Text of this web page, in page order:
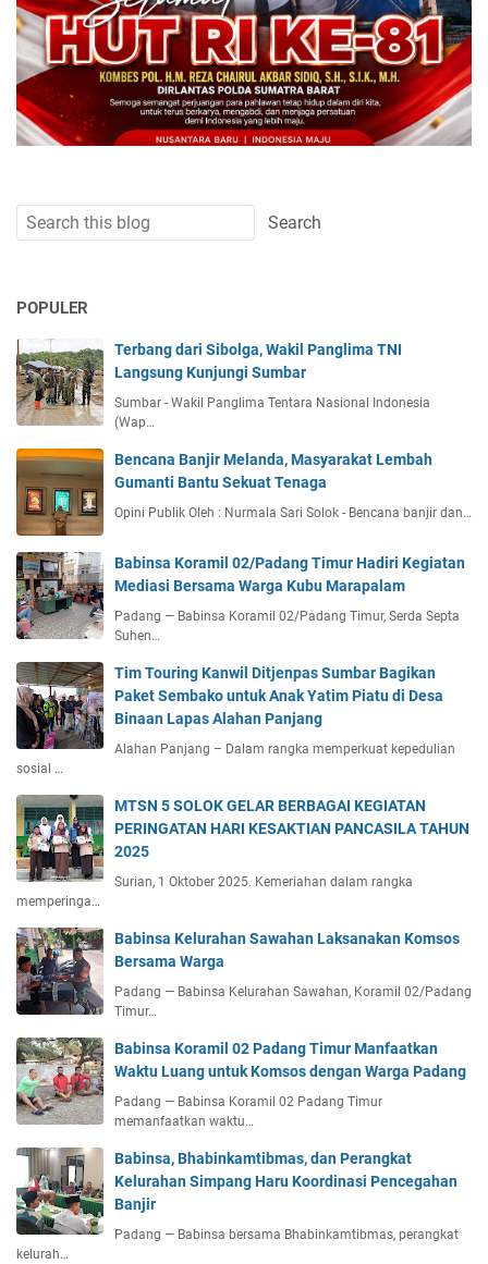
POPULER
Terbang dari Sibolga, Wakil Panglima TNI
Langsung Kunjungi Sumbar
Sumbar - Wakil Panglima Tentara Nasional Indonesia
(Wap…
Bencana Banjir Melanda, Masyarakat Lembah
Gumanti Bantu Sekuat Tenaga
Opini Publik Oleh : Nurmala Sari Solok - Bencana banjir dan…
Babinsa Koramil 02/Padang Timur Hadiri Kegiatan
Mediasi Bersama Warga Kubu Marapalam
Padang — Babinsa Koramil 02/Padang Timur, Serda Septa
Suhen…
Tim Touring Kanwil Ditjenpas Sumbar Bagikan
Paket Sembako untuk Anak Yatim Piatu di Desa
Binaan Lapas Alahan Panjang
Alahan Panjang – Dalam rangka memperkuat kepedulian
sosial …
MTSN 5 SOLOK GELAR BERBAGAI KEGIATAN
PERINGATAN HARI KESAKTIAN PANCASILA TAHUN
2025
Surian, 1 Oktober 2025. Kemeriahan dalam rangka
memperinga…
Babinsa Kelurahan Sawahan Laksanakan Komsos
Bersama Warga
Padang — Babinsa Kelurahan Sawahan, Koramil 02/Padang
Timur…
Babinsa Koramil 02 Padang Timur Manfaatkan
Waktu Luang untuk Komsos dengan Warga Padang
Padang — Babinsa Koramil 02 Padang Timur
memanfaatkan waktu…
Babinsa, Bhabinkamtibmas, dan Perangkat
Kelurahan Simpang Haru Koordinasi Pencegahan
Banjir
Padang — Babinsa bersama Bhabinkamtibmas, perangkat
kelurah…